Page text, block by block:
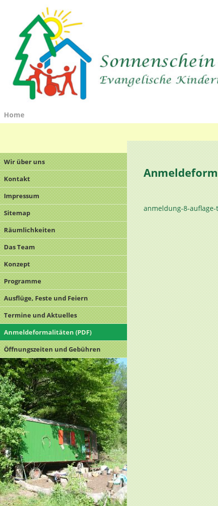
Home
Wir über uns
Kontakt
Impressum
Sitemap
Räumlichkeiten
Das Team
Konzept
Programme
Ausflüge, Feste und Feiern
Termine und Aktuelles
Anmeldeformalitäten (PDF)
Öffnungszeiten und Gebühren
anmeldung-8-